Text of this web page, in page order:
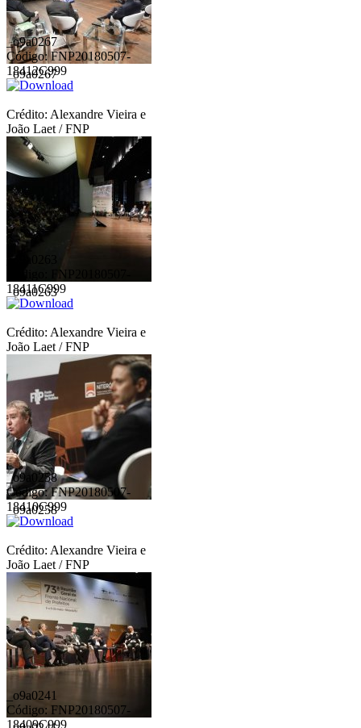
_o9a0267
_o9a0267
Código: FNP20180507-
18412C999
Crédito: Alexandre Vieira e
João Laet / FNP
_o9a0263
Código: FNP20180507-
18411C999
Crédito: Alexandre Vieira e
João Laet / FNP
_o9a0258
_o9a0258
Código: FNP20180507-
18410C999
Crédito: Alexandre Vieira e
João Laet / FNP
_o9a0241
Código: FNP20180507-
18409C999